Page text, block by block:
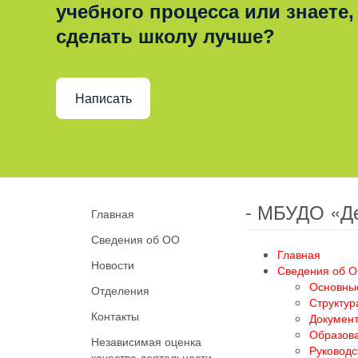
учебного процесса или знаете,
сделать школу лучше?
Написать
Главная
Сведения об ОО
Новости
Отделения
Контакты
Независимая оценка
- МБУДО
Главная
Сведения об